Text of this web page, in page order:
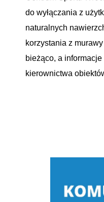
do wyłączania z
naturalnych
korzystania z
bieżąco, a
kierownictwa